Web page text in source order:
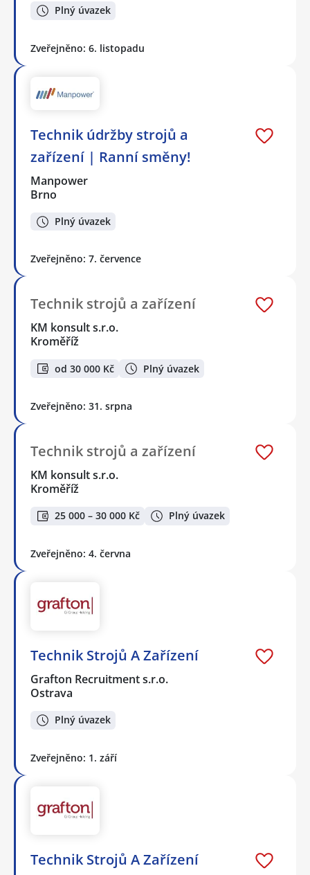
Plný úvazek
Zveřejněno: 6. listopadu
Technik údržby strojů a
zařízení | Ranní směny!
Manpower
Brno
Plný úvazek
Zveřejněno: 7. července
Technik strojů a zařízení
KM konsult s.r.o.
Kroměříž
od 30 000 Kč Plný úvazek
Zveřejněno: 31. srpna
Technik strojů a zařízení
KM konsult s.r.o.
Kroměříž
25 000 – 30 000 Kč Plný úvazek
Zveřejněno: 4. června
Technik Strojů A Zařízení
Grafton Recruitment s.r.o.
Ostrava
Plný úvazek
Zveřejněno: 1. září
Technik Strojů A Zařízení